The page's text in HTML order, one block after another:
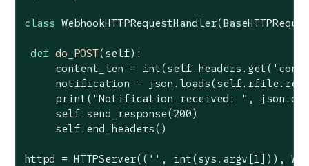
class WebhookHTTPRequestHandler
def do_POST(self) :
     content_len = int(self.headers.get(
notification =
     print(
"Notification received: " ,
     self.send_response(
200)
     self.end_headers()
httpd = HTTPServer(( '' , int(sys.argv[1])),